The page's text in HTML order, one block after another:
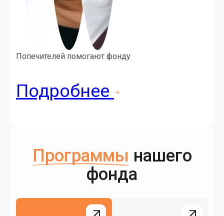
По­печи­телей по­мога­ют фон­ду
Под­робнее
Программы нашего
фонда